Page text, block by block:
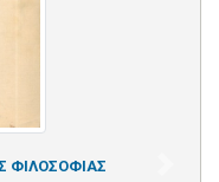
ΦΙΛΟΣΟΦΙΑΣ